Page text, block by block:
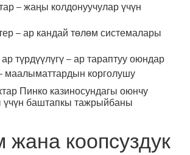
– жаңы колдонуучулар үчүн
– ар кандай төлөм системалары
түрдүүлүгү – ар тараптуу оюндар
маалыматтардын корголушу
Пинко казиносундагы оюнчу
үчүн баштапкы тажрыйбаны
коопсуздук